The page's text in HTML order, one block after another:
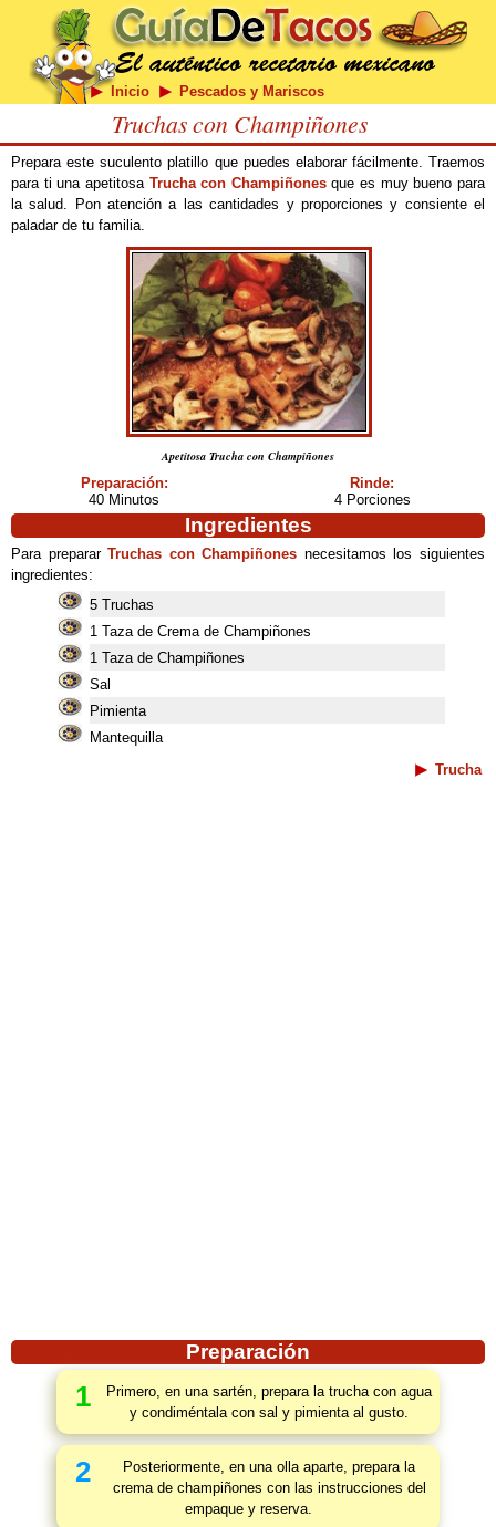
Inicio Pescados y Mariscos
Truchas con Champiñones
Prepara este suculento platillo que puedes elaborar fácilmente. Traemos
para ti una apetitosa Trucha con Champiñonesque es muy bueno para
la salud. Pon atención a las cantidades y proporciones y consiente el
paladar de tu familia.
Apetitosa Trucha con Champiñones
Preparación:
40 Minutos
Rinde:
4 Porciones
Ingredientes
Para prepararTruchas con Champiñones necesitamos los siguientes
ingredientes:
5 Truchas
1 Taza de Crema de Champiñones
1 Taza de Champiñones
Sal
Pimienta
Mantequilla
Trucha
Preparación
1
Primero, en una sartén, prepara la trucha con agua
y condiméntala con sal y pimienta al gusto.
2
Posteriormente, en una olla aparte, prepara la
crema de champiñones con las instrucciones del
empaque y reserva.